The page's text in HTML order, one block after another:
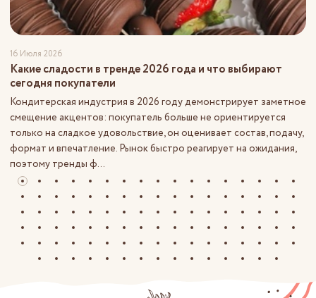
16 Июля 2026
Какие сладости в тренде 2026 года и что выбирают
сегодня покупатели
Кондитерская индустрия в 2026 году демонстрирует заметное
смещение акцентов: покупатель больше не ориентируется
только на сладкое удовольствие, он оценивает состав, подачу,
формат и впечатление. Рынок быстро реагирует на ожидания,
поэтому тренды ф...